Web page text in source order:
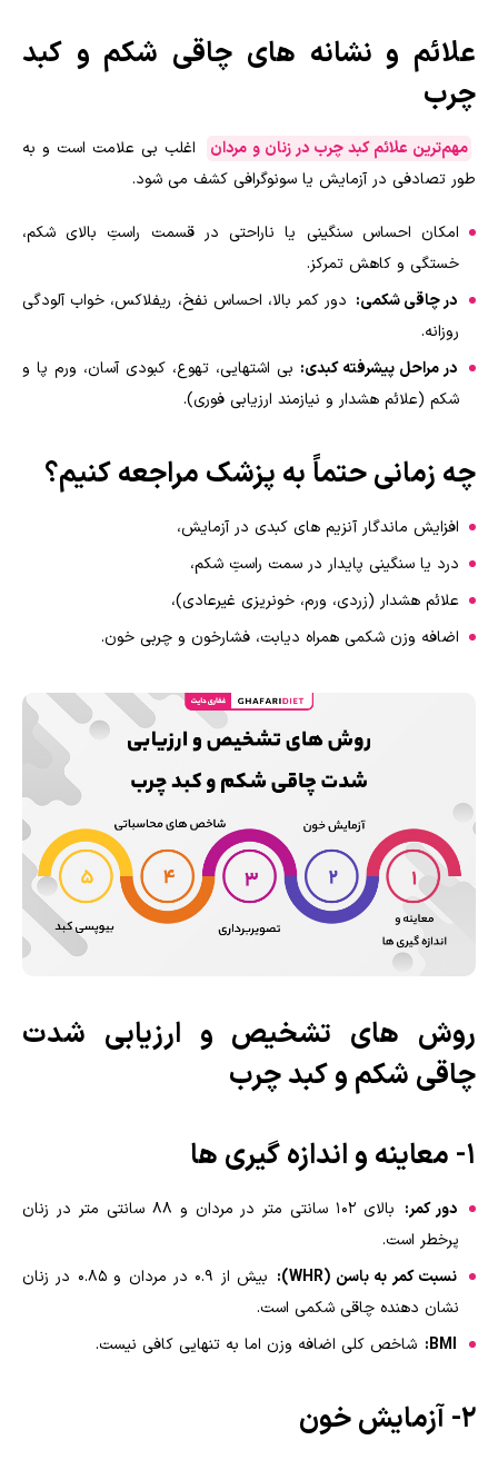
علائم و نشانه های چاقی شکم و کبد
چرب
مهم‌ترین علائم کبد چرب در زنان و مردان
اغلب بی علامت است و به
طور تصادفی در آزمایش یا سونوگرافی کشف می شود.
امکان احساس سنگینی یا ناراحتی در قسمت راستِ بالای شکم،
خستگی و کاهش تمرکز.
در چاقی شکمی: دور کمر بالا، احساس نفخ، ریفلاکس، خواب آلودگی
روزانه.
در مراحل پیشرفته کبدی: بی اشتهایی، تهوع، کبودی آسان، ورم پا و
شکم (علائم هشدار و نیازمند ارزیابی فوری).
چه زمانی حتماً به پزشک مراجعه کنیم؟
افزایش ماندگار آنزیم های کبدی در آزمایش،
درد یا سنگینی پایدار در سمت راستِ شکم،
علائم هشدار (زردی، ورم، خونریزی غیرعادی)،
اضافه وزن شکمی همراه دیابت، فشارخون و چربی خون.
روش های تشخیص و ارزیابی شدت
چاقی شکم و کبد چرب
1- معاینه و اندازه گیری ها
دور کمر:
بالای 102 سانتی متر در مردان و 88 سانتی متر در زنان
پرخطر است.
نسبت کمر به باسن (WHR):
بیش از 0.9 در مردان و 0.85 در زنان
نشان دهنده چاقی شکمی است.
BMI: شاخص کلی اضافه وزن اما به تنهایی کافی نیست.
2- آزمایش خون